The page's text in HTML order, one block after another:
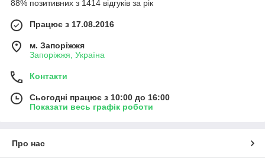
88% позитивних з 1414 відгуків за рік
Працює з 17.08.2016
м. Запоріжжя
Запоріжжя, Україна
Контакти
Сьогодні працює з 10:00 до 16:00
Показати весь графік роботи
Про нас